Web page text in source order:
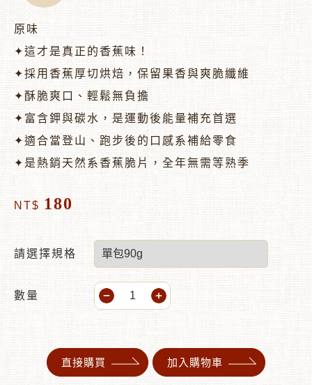
原味
✦這才是真正的香蕉味！
✦採用香蕉厚切烘焙，保留果香與爽脆纖維
✦酥脆爽口、輕鬆無負擔
✦富含鉀與碳水，是運動後能量補充首選
✦適合當登山、跑步後的口感系補給零食
✦是熱銷天然系香蕉脆片，全年無需等熟季
NT$ 180
請選擇規格
數量
直接購買 加入購物車